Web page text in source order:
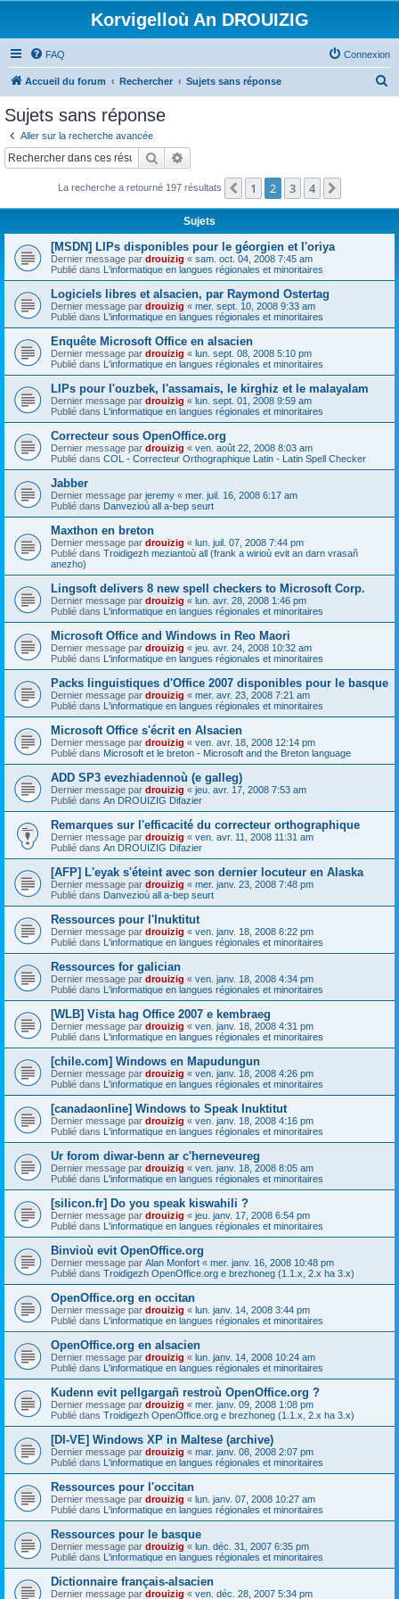
Korvigelloù An DROUIZIG
FAQ Connexion
Accueil du forum Rechercher Sujets sans réponse
c
Sujets sans réponse
Aller sur la recherche avancée
Rechercher
La recherche a retourné 197 résultats Précédent
1 2 3 4
Sujets
[MSDN] LIPs disponibles pour le géorgien et l'oriya
Dernier message par drouizig « sam. oct. 04, 2008 7:45 am
Publié dans L'informatique en langues régionales et minoritaires
Logiciels libres et alsacien, par Raymond Ostertag
Dernier message par drouizig « mer. sept. 10, 2008 9:33 am
Publié dans L'informatique en langues régionales et minoritaires
Enquête Microsoft Office en alsacien
Dernier message par drouizig « lun. sept. 08, 2008 5:10 pm
Publié dans L'informatique en langues régionales et minoritaires
LIPs pour l'ouzbek, l'assamais, le kirghiz et le malayalam
Dernier message par drouizig « lun. sept. 01, 2008 9:59 am
Publié dans L'informatique en langues régionales et minoritaires
Correcteur sous OpenOffice.org
Dernier message par drouizig « ven. août 22, 2008 8:03 am
Publié dans COL - Correcteur Orthographique Latin - Latin Spell Checker
Jabber
Dernier message par jeremy « mer. juil. 16, 2008 6:17 am
Publié dans Danvezioù all a-bep seurt
Maxthon en breton
Dernier message par drouizig « lun. juil. 07, 2008 7:44 pm
Publié dans Troidigezh meziantoù all (frank a wirioù evit an darn vrasañ
anezho)
Lingsoft delivers 8 new spell checkers to Microsoft Corp.
Dernier message par drouizig « lun. avr. 28, 2008 1:46 pm
Publié dans L'informatique en langues régionales et minoritaires
Microsoft Office and Windows in Reo Maori
Dernier message par drouizig « jeu. avr. 24, 2008 10:32 am
Publié dans L'informatique en langues régionales et minoritaires
Packs linguistiques d'Office 2007 disponibles pour le basque
Dernier message par drouizig « mer. avr. 23, 2008 7:21 am
Publié dans L'informatique en langues régionales et minoritaires
Microsoft Office s'écrit en Alsacien
Dernier message par drouizig « ven. avr. 18, 2008 12:14 pm
Publié dans Microsoft et le breton - Microsoft and the Breton language
ADD SP3 evezhiadennoù (e galleg)
Dernier message par drouizig « jeu. avr. 17, 2008 7:53 am
Publié dans An DROUIZIG Difazier
Remarques sur l'efficacité du correcteur orthographique
Dernier message par drouizig « ven. avr. 11, 2008 11:31 am
Publié dans An DROUIZIG Difazier
[AFP] L'eyak s'éteint avec son dernier locuteur en Alaska
Dernier message par drouizig « mer. janv. 23, 2008 7:48 pm
Publié dans Danvezioù all a-bep seurt
Ressources pour l'Inuktitut
Dernier message par drouizig « ven. janv. 18, 2008 6:22 pm
Publié dans L'informatique en langues régionales et minoritaires
Ressources for galician
Dernier message par drouizig « ven. janv. 18, 2008 4:34 pm
Publié dans L'informatique en langues régionales et minoritaires
[WLB] Vista hag Office 2007 e kembraeg
Dernier message par drouizig « ven. janv. 18, 2008 4:31 pm
Publié dans L'informatique en langues régionales et minoritaires
[chile.com] Windows en Mapudungun
Dernier message par drouizig « ven. janv. 18, 2008 4:26 pm
Publié dans L'informatique en langues régionales et minoritaires
[canadaonline] Windows to Speak Inuktitut
Dernier message par drouizig « ven. janv. 18, 2008 4:16 pm
Publié dans L'informatique en langues régionales et minoritaires
Ur forom diwar-benn ar c'herneveureg
Dernier message par drouizig « ven. janv. 18, 2008 8:05 am
Publié dans L'informatique en langues régionales et minoritaires
[silicon.fr] Do you speak kiswahili ?
Dernier message par drouizig « jeu. janv. 17, 2008 6:54 pm
Publié dans L'informatique en langues régionales et minoritaires
Binvioù evit OpenOffice.org
Dernier message par Alan Monfort « mer. janv. 16, 2008 10:48 pm
Publié dans Troidigezh OpenOffice.org e brezhoneg (1.1.x, 2.x ha 3.x)
OpenOffice.org en occitan
Dernier message par drouizig « lun. janv. 14, 2008 3:44 pm
Publié dans L'informatique en langues régionales et minoritaires
OpenOffice.org en alsacien
Dernier message par drouizig « lun. janv. 14, 2008 10:24 am
Publié dans L'informatique en langues régionales et minoritaires
Kudenn evit pellgargañ restroù OpenOffice.org ?
Dernier message par drouizig « mer. janv. 09, 2008 1:08 pm
Publié dans Troidigezh OpenOffice.org e brezhoneg (1.1.x, 2.x ha 3.x)
[DI-VE] Windows XP in Maltese (archive)
Dernier message par drouizig « mar. janv. 08, 2008 2:07 pm
Publié dans L'informatique en langues régionales et minoritaires
Ressources pour l'occitan
Dernier message par drouizig « lun. janv. 07, 2008 10:27 am
Publié dans L'informatique en langues régionales et minoritaires
Ressources pour le basque
Dernier message par drouizig « lun. déc. 31, 2007 6:35 pm
Publié dans L'informatique en langues régionales et minoritaires
Dictionnaire français-alsacien
Dernier message par drouizig « ven. déc. 28, 2007 5:34 pm